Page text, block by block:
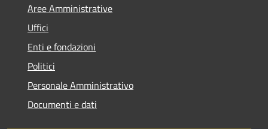
Aree Amministrative
Uffici
Enti e fondazioni
Politici
Personale Amministrativo
Documenti e dati